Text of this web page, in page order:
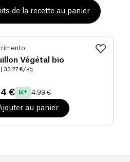
de la recette au panier
Végétal bio
| 33.27 €/Kg
€ 4.99 €
au panier